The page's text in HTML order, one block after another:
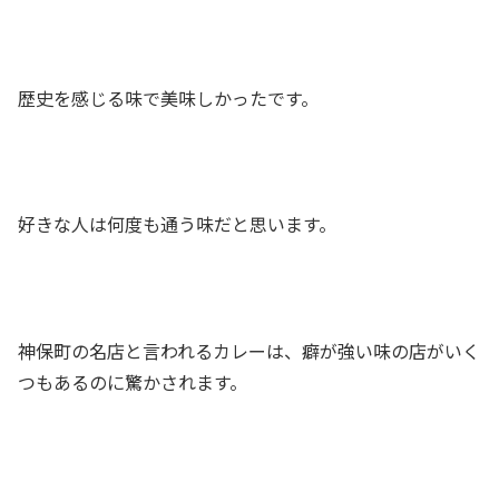
歴史を感じる味で美味しかったです。
好きな人は何度も通う味だと思います。
神保町の名店と言われるカレーは、癖が強い味の店がいく
つもあるのに驚かされます。